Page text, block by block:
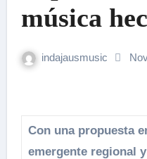
música
mujeres y
indajausmusic
Con una propuesta
emergente regional